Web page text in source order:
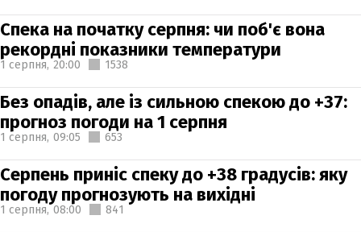
Спека на початку серпня: чи поб'є вона
рекордні показники температури
1 серпня, 20:00 1538
Без опадів, але із сильною спекою до +37:
прогноз погоди на 1 серпня
1 серпня, 09:05 653
Серпень приніс спеку до +38 градусів: яку
погоду прогнозують на вихідні
1 серпня, 08:00 841